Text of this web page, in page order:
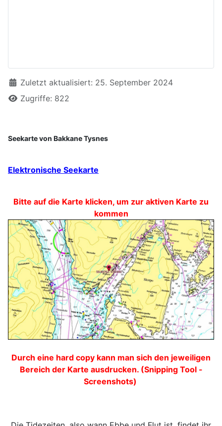
DetailsZuletzt aktualisiert: 25. September 2024
Zugriffe: 822
Seekarte von Bakkane Tysnes
Elektronische Seekarte
Bitte auf die Karte klicken, um zur aktiven Karte zu
kommen
Durch eine hard copy kann man sich den jeweiligen
Bereich der Karte ausdrucken. (Snipping Tool -
Screenshots)